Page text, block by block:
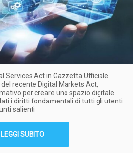
Services Act in Gazzetta Ufficiale
recente Digital Markets Act,
per creare uno spazio digitale
i diritti fondamentali di tutti gli utenti
salienti
LEGGI SUBITO